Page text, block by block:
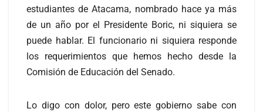
estudiantes de Atacama, nombrado hace ya más
de un año por el Presidente Boric, ni siquiera se
puede hablar. El funcionario ni siquiera responde
los requerimientos que hemos hecho desde la
Comisión de Educación del Senado.
Lo digo con dolor, pero este gobierno sabe con